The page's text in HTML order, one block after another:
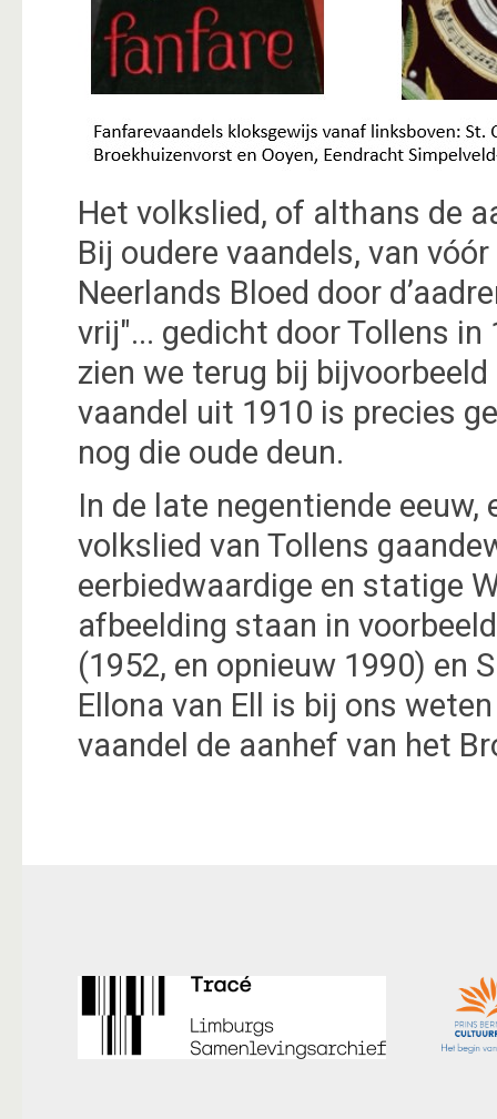
Het volkslied, of althans de
Bij oudere vaandels, van
Neerlands Bloed door
vrij"... gedicht door Tollens
zien we terug bij
vaandel uit 1910 is precies
nog die oude deun.
In de late negentiende
volkslied van Tollens
eerbiedwaardige en statige
afbeelding staan in
(1952, en opnieuw 1990) en
Ellona van Ell is bij ons
vaandel de aanhef van het